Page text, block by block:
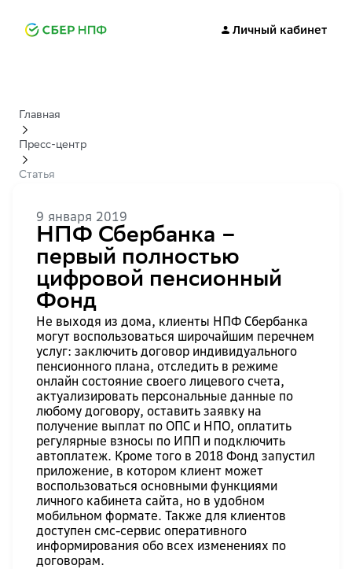
Личный кабинет
Главная
Пресс-центр
Статья
9 января 2019
НПФ Сбербанка –
первый полностью
цифровой пенсионный
Фонд
Не выходя из дома, клиенты НПФ Сбербанка
могут воспользоваться широчайшим перечнем
услуг: заключить договор индивидуального
пенсионного плана, отследить в режиме
онлайн состояние своего лицевого счета,
актуализировать персональные данные по
любому договору, оставить заявку на
получение выплат по ОПС и НПО, оплатить
регулярные взносы по ИПП и подключить
автоплатеж. Кроме того в 2018 Фонд запустил
приложение, в котором клиент может
воспользоваться основными функциями
личного кабинета сайта, но в удобном
мобильном формате. Также для клиентов
доступен смс-сервис оперативного
информирования обо всех изменениях по
договорам.